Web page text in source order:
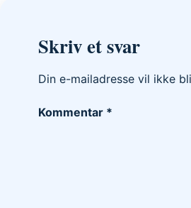
Skriv et svar
Din e-mailadresse vil ikke
Kommentar *